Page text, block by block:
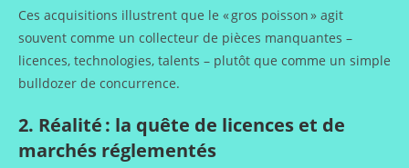
Ces acquisitions illustrent que le « gros poisson » agit
souvent comme un collecteur de pièces manquantes –
licences, technologies, talents – plutôt que comme un simple
bulldozer de concurrence.
2. Réalité : la quête de licences et de
marchés réglementés